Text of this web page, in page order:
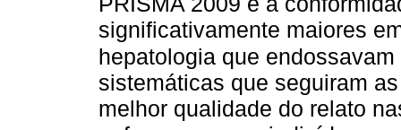
significativamente maiores
hepatologia que
sistemáticas que seguiram
melhor qualidade do relato